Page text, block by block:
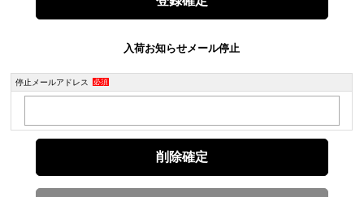
入荷お知らせメール停止
停止メールアドレス 必須